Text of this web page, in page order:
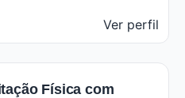
Ver perfil
Física com